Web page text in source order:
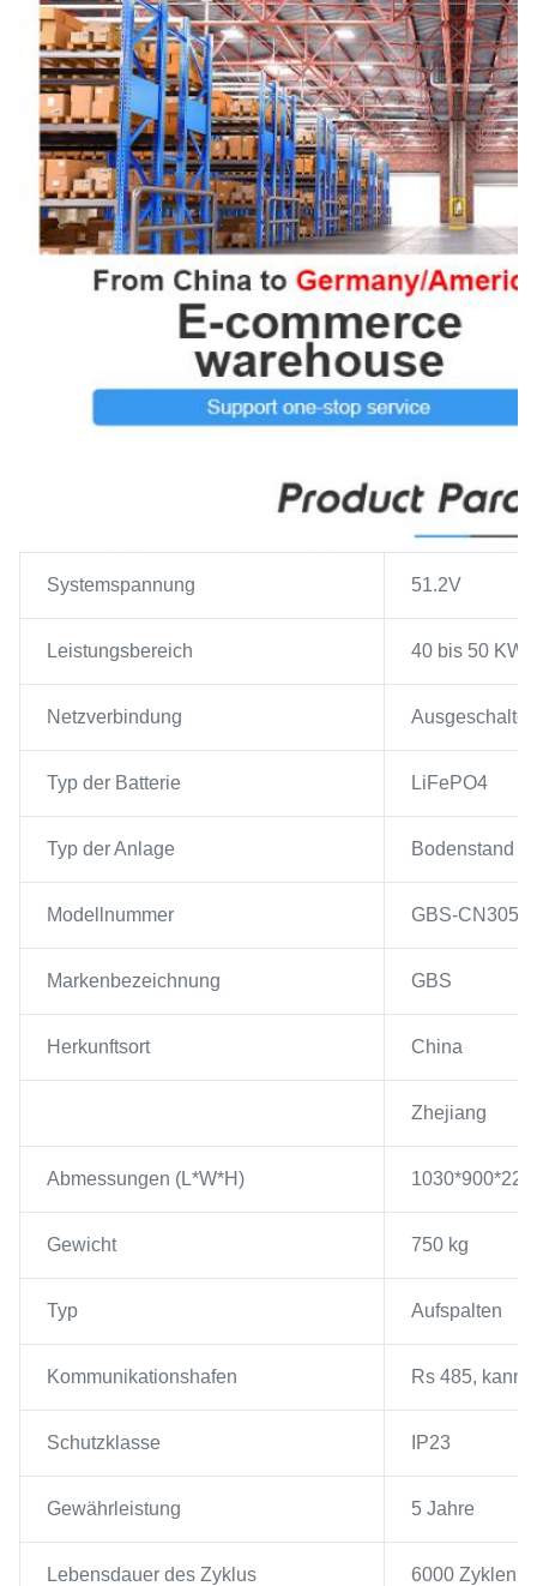
Systemspannung 51.2V
Leistungsbereich 40 bis 50
Netzverbindung
Typ der Batterie LiFePO4
Typ der Anlage Bodenstand
Modellnummer GBS-CN3050
Markenbezeichnung GBS
Herkunftsort China
Zhejiang
Abmessungen (L*W*H)
Gewicht 750 kg
Typ Aufspalten
Kommunikationshafen Rs 485, kann
Schutzklasse IP23
Gewährleistung 5 Jahre
Lebensdauer des Zyklus 6000 Zyklen